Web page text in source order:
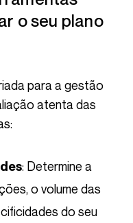
o seu plano
atenta das
: Determine a
o volume das
do seu